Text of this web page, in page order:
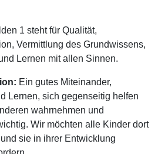
1 steht für Qualität,
Vermittlung des Grundwissens,
Lernen mit allen Sinnen.
Ein gutes Miteinander,
Lernen, sich gegenseitig helfen
wahrnehmen und
Wir möchten alle Kinder dort
sie in ihrer Entwicklung